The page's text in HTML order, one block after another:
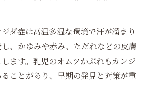
ダ症は高温多湿な環境で汗が溜まり
、かゆみや赤み、ただれなどの皮膚
ます。乳児のオムツかぶれもカンジ
ことがあり、早期の発見と対策が重